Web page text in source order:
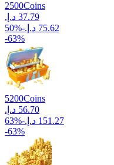
2500Coins
-
50%
-63%
5200Coins
-
63%
-63%